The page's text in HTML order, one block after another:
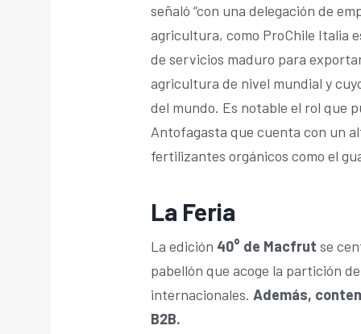
señaló “con una delegación de
agricultura, como ProChile Italia
de servicios maduro para
agricultura de nivel mundial y
del mundo. Es notable el rol que
Antofagasta que cuenta con un
fertilizantes orgánicos como el
La Feria
La edición 40° de Macfrut se
pabellón que acoge la partición
internacionales. Además,
B2B.